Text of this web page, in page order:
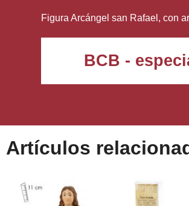
Figura Arcángel san Rafael, con
BCB -
Artículos